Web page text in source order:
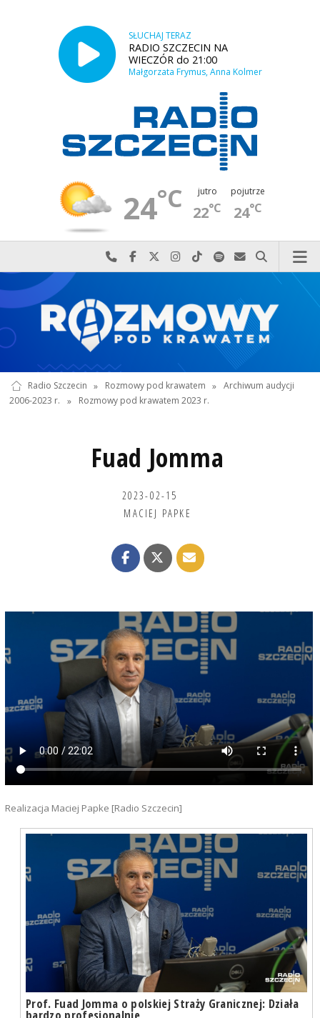
SŁUCHAJ TERAZ
RADIO SZCZECIN NA
WIECZÓR do 21:00
Małgorzata Frymus, Anna Kolmer
24°C jutro
22°C
pojutrze
24°C
Najlepiej po prostu do nas zadzwoń
Odwiedź nas na Facebook-u
Odwiedź nas na X
Odwiedź nas na Instagram-ie
Odwiedź nas na TikTok-u
Szukaj nas na Spotify
Wyślij do nas
Szukaj
Radio Szczecin » Rozmowy pod krawatem » Archiwum audycji
2006-2023 r.
» Rozmowy pod krawatem 2023 r.
Fuad Jomma
2023-02-15
MACIEJ PAPKE
Realizacja Maciej Papke [Radio Szczecin]
Prof. Fuad Jomma o polskiej Straży Granicznej: Działa